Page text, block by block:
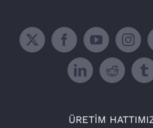
ÜRETİM